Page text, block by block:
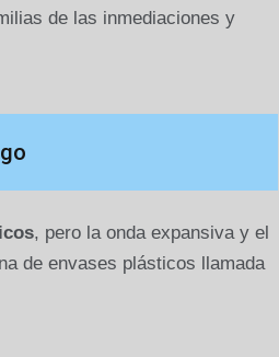
de las inmediaciones y
, pero la onda expansiva y el
de envases plásticos llamada